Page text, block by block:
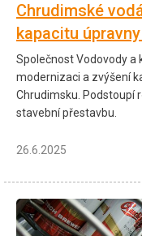
Chrudimské
kapacitu
Společnost Vodovody a
modernizaci a zvýšení
Chrudimsku. Podstoupí
stavební přestavbu.
26.6.2025